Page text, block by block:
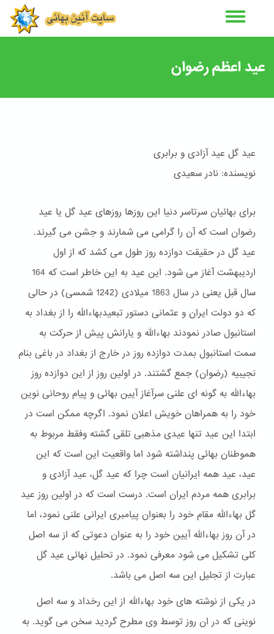
عید اعظم رضوان
عید گل عید آزادی و برابری
نویسنده: نادر سعیدی
برای بهائیان سرتاسر دنیا این روزها روزهای عید گل یا عید
رضوان است که آن را گرامی می شمارند و جشن می گیرند.
عید گل در حقیقت دوازده روز طول می کشد که از اول
اردیبهشت آغاز می شود. این عید به این خاطر است که 164
سال قبل یعنی در سال 1863 میلادی (1242 شمسی) در حالی
که دو دولت ایران و عثمانی دستور تبعیدبهاءالله را از بغداد به
استانبول صادر نمودند بهاءالله و یارانش پیش از حرکت به
سمت استانبول بمدت دوازده روز در خارج از بغداد در باغی بنام
نجیبیه (رضوان) جمع گشتند. در اولین روز از این دوازده روز
بهاءالله به گونه ای علنی سرآغاز آیین بهائی و پیام روحانی نوین
خود را به همراهان خویش اعلان نمود. اگرچه ممکن است در
ابتدا این عید تنها عیدی مذهبی تلقی گشته وفقط مربوط به
هموطنان بهائی پنداشته شود اما واقعیت این است که این
عید، عید همه ایرانیان است چرا که عید گل، عید آزادی و
برابری همه مردم ایران است. درست است که در اولین روز عید
گل بهاءالله مقام خود را بعنوان پیامبری ایرانی علنی نمود، اما
در آن روز بهاءالله آیین خود را به عنوان دعوتی که از سه اصل
کلی تشکیل می شود معرفی نمود. در تحلیل نهائی عید گل
عبارت از تجلیل این سه اصل می باشد.
در یکی از نوشته های خود بهاءالله از این رخداد و سه اصل
نوینی که در ان روز توسط وی مطرح گردید سخن می گوید. به